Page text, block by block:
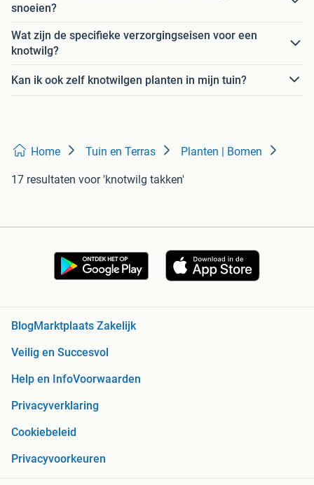
snoeien?
Wat zijn de specifieke verzorgingseisen voor een
knotwilg?
Kan ik ook zelf knotwilgen planten in mijn tuin?
Home Tuin en Terras Planten | Bomen
17 resultaten voor 'knotwilg takken'
BlogMarktplaats Zakelijk
Veilig en Succesvol
Help en InfoVoorwaarden
Privacyverklaring
Cookiebeleid
Privacyvoorkeuren